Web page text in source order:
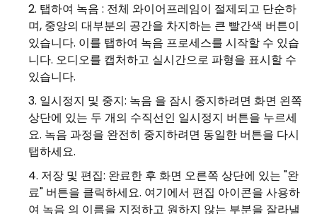
탭하여 녹음 : 전체 와이어프레임이 절제되고 단순하
며, 중앙의 대부분의 공간을 차지하는 큰 빨간색 버튼이
있습니다. 이를 탭하여 녹음 프로세스를 시작할 수 있습
니다. 오디오를 캡처하고 실시간으로 파형을 표시할 수
있습니다.
일시정지 및 중지: 녹음 을 잠시 중지하려면 화면 왼쪽
상단에 있는 두 개의 수직선인 일시정지 버튼을 누르세
요. 녹음 과정을 완전히 중지하려면 동일한 버튼을 다시
탭하세요.
저장 및 편집: 완료한 후 화면 오른쪽 상단에 있는 "완
료" 버튼을 클릭하세요. 여기에서 편집 아이콘을 사용하
여 녹음 의 이름을 지정하고 원하지 않는 부분을 잘라낼